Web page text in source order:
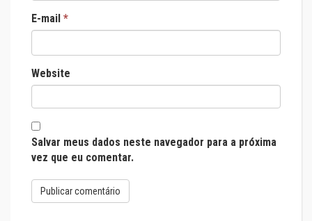
E-mail *
Website
Salvar meus dados neste navegador para a próxima
vez que eu comentar.